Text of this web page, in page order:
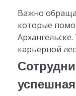
Важно
которые
карьерной